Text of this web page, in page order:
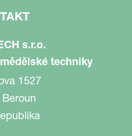
s.r.o.
techniky
1527